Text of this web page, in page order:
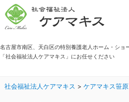
名古屋市南区、天白区の特別養護老人ホーム・シ
「社会福祉法人ケアマキス」にお任せください
社会福祉法人ケアマキス > ケアマキス笹